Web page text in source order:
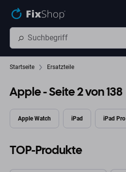
Startseite Ersatzteile
Apple- Seite 2 von 138
Apple Watch iPad iPad Pro
TOP-Produkte